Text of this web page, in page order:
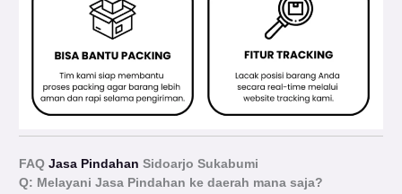
FAQJasa Pindahan Sidoarjo Sukabumi
Q: Melayani Jasa Pindahan ke daerah mana saja?